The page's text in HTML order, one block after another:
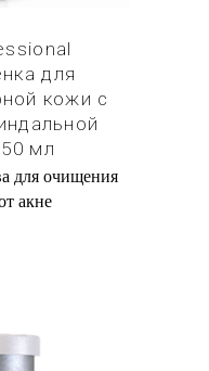
для
кожи с
мл
для очищения
акне